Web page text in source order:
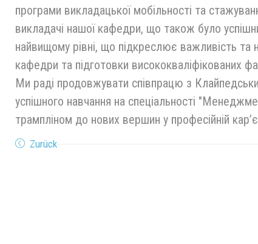
програми викладацької мобільності та
викладачі нашої кафедри, що також було
найвищому рівні, що підкреслює важливість та
кафедри та підготовки висококваліфікованих
Ми раді продовжувати співпрацю з
успішного навчання на спеціальності
трампліном до нових вершин у професійній
Zurück